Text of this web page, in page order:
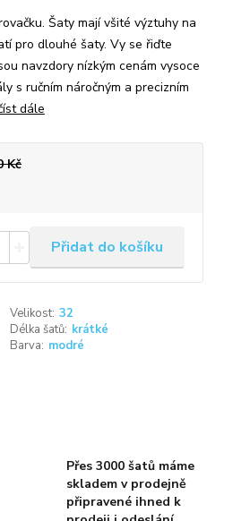
Šaty mají všité výztuhy na
pro dlouhé šaty. Vy se řiďte
navzdory nízkým cenám vysoce
s ručním náročným a precizním
dále
Kč
Přidat do košíku
Velikost: 32
Délka šatů: krátké
Barva: modré
Přes 3000 šatů máme
skladem v prodejně
připravené ihned k